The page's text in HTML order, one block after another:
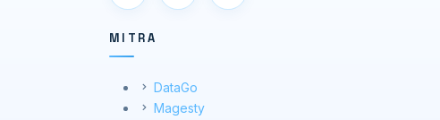
MITRA
DataGo
Magesty